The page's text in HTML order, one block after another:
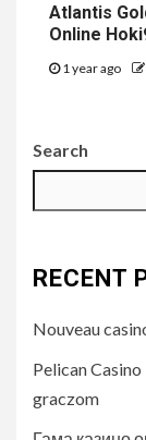
Atlantis
Online
1 year ago
Search
RECENT
Nouveau
Pelican
graczom